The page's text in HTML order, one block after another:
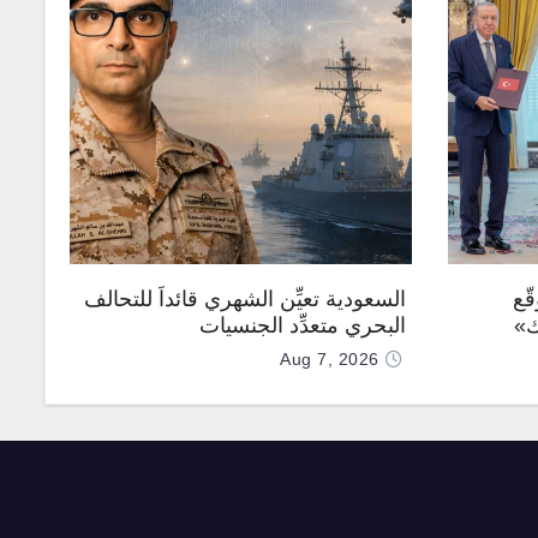
السعودية تعيِّن الشهري قائداً للتحالف
البحري متعدِّد الجنسيات
Aug 7, 2026